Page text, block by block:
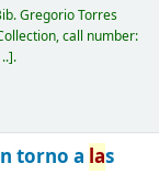
Gregorio Torres
call number:
.
torno a las